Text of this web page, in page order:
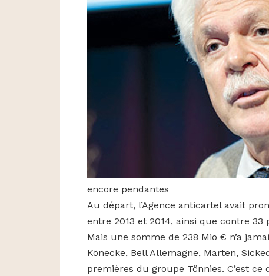
encore pendantes
Au départ, l’Agence anticartel avait
entre 2013 et 2014, ainsi que contre
Mais une somme de 238 Mio € n’a
Könecke, Bell Allemagne, Marten,
premières du groupe Tönnies. C’est